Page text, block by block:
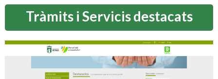
Tràmits i Servicis destacats